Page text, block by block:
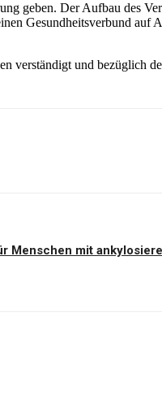
geben. Der Aufbau des
Gesundheitsverbund
verständigt und bezüglich
Menschen mit